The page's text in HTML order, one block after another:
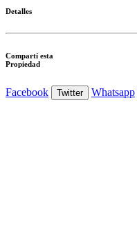
Detalles
Compartí esta
Propiedad
Facebook Twitter Whatsapp